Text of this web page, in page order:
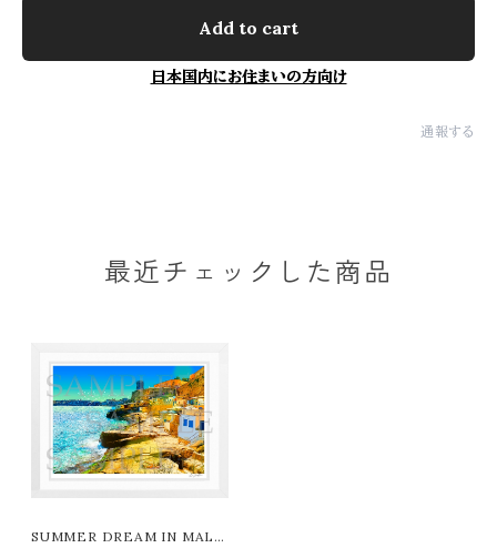
Add to cart
日本国内にお住まいの方向け
通報する
最近チェックした商品
SUMMER DREAM IN MALT